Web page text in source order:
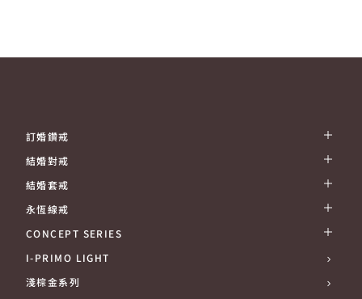
訂婚鑽戒
結婚對戒
結婚套戒
永恆線戒
CONCEPT SERIES
I-PRIMO LIGHT
淺棕金系列